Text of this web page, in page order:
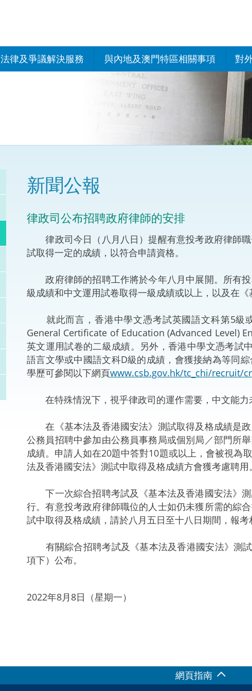
法律及爭議解決服務
訴訟
網上爭議解決及法律科技
體育爭議解決先導計劃
能力建設
法律樞紐
促成交易和爭議解決服務中心
與內地及澳門特區相關事項
與內地的安排
香港與內地相互認可和執行民
商事案件判決的安排
關於建立更緊密經貿關係的安
與澳門特區的安排
“一帶一路”建設
對
處
多
其
新聞公報
律政司公布招聘政府律師的安排
律政司今日（八月八日）提醒有意投考政府律師職
試取得一定的成績，以符合申請資格。
政府律師的招聘工作將於今年八月中展開。所有投
級成績和中文運用試卷取得一級成績或以上，以及在
就此而言，香港中學文憑考試英國語文科第5級
General Certificate of Education (Advanced Level)
英文運用試卷的二級成績。另外，香港中學文憑考試
語言文學或中國語文科D級的成績，會獲接納為等同
學歷可參閱以下網頁www.csb.gov.hk/tc_chi/recruit/
在特殊情況下，視乎律政司的運作需要，中文能力
在《基本法及香港國安法》測試取得及格成績是政
公務員招聘中參加由公務員事務局或個別局／部門所
成績。申請人如在20題中答對10題或以上，會被視為
法及香港國安法》測試中取得及格成績方會獲考慮聘用。
下一次綜合招聘考試及《基本法及香港國安法》測
行。有意投考政府律師職位的人士如仍未獲所需的綜
試中取得及格成績，請於八月五日至十八日期間，報考
有關綜合招聘考試及《基本法及香港國安法》測
項下）公布。
2022年8月8日（星期一）
網頁指南